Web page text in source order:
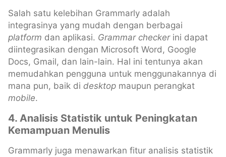
Salah satu kelebihan Grammarly adalah
integrasinya yang mudah dengan berbagai
platform dan aplikasi. Grammar checkerini dapat
diintegrasikan dengan Microsoft Word, Google
Docs, Gmail, dan lain-lain. Hal ini tentunya akan
memudahkan pengguna untuk menggunakannya di
mana pun, baik di desktop maupun perangkat
mobile.
4. Analisis Statistik untuk Peningkatan
Kemampuan Menulis
Grammarly juga menawarkan fitur analisis statistik